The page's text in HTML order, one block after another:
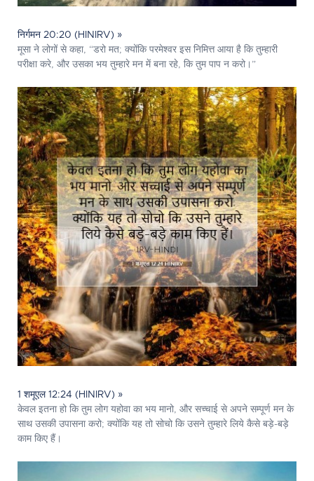
निर्गमन 20:20 (HINIRV) »
मूसा ने लोगों से कहा, “डरो मत; क्योंकि परमेश्‍वर इस निमित्त आया है कि तुम्हारी
परीक्षा करे, और उसका भय तुम्हारे मन में बना रहे, कि तुम पाप न करो।”
1 शमूएल 12:24 (HINIRV) »
केवल इतना हो कि तुम लोग यहोवा का भय मानो, और सच्चाई से अपने सम्पूर्ण मन के
साथ उसकी उपासना करो; क्योंकि यह तो सोचो कि उसने तुम्हारे लिये कैसे बड़े-बड़े
काम किए हैं।